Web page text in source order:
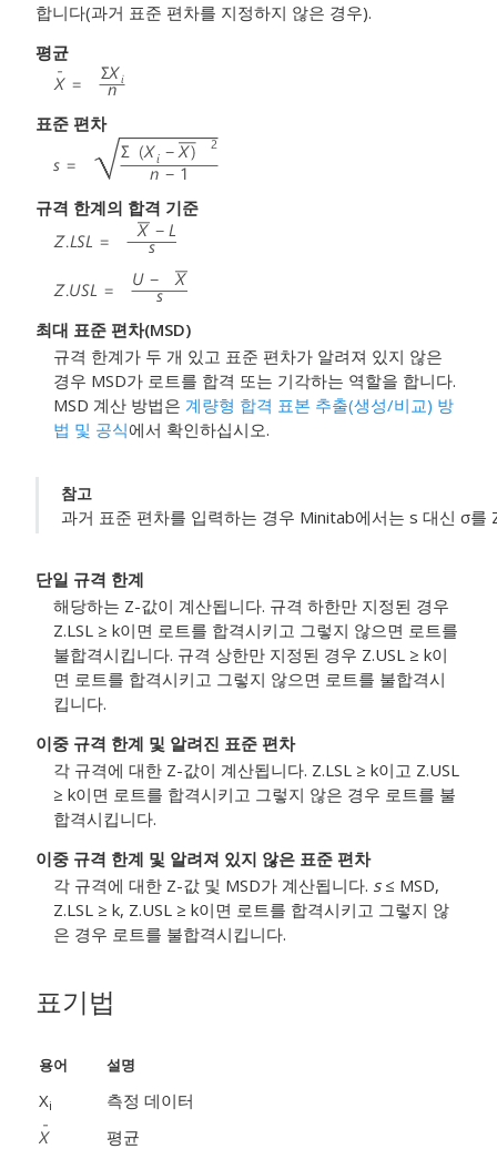
합니다(과거 표준 편차를 지정하지 않은 경우).
평균
표준 편차
규격 한계의 합격 기준
최대 표준 편차(MSD)
규격 한계가 두 개 있고 표준 편차가 알려져 있지 않은
경우 MSD가 로트를 합격 또는 기각하는 역할을 합니다.
MSD 계산 방법은 계량형 합격 표본 추출(생성/비교) 방
법 및 공식에서 확인하십시오.
참고
과거 표준 편차를 입력하는 경우 Minitab에서는 s 대신 σ를
단일 규격 한계
해당하는 Z-값이 계산됩니다. 규격 하한만 지정된 경우
Z.LSL ≥ k이면 로트를 합격시키고 그렇지 않으면 로트를
불합격시킵니다. 규격 상한만 지정된 경우 Z.USL ≥ k이
면 로트를 합격시키고 그렇지 않으면 로트를 불합격시
킵니다.
이중 규격 한계 및 알려진 표준 편차
각 규격에 대한 Z-값이 계산됩니다. Z.LSL ≥ k이고 Z.USL
≥ k이면 로트를 합격시키고 그렇지 않은 경우 로트를 불
합격시킵니다.
이중 규격 한계 및 알려져 있지 않은 표준 편차
각 규격에 대한 Z-값 및 MSD가 계산됩니다. s≤ MSD,
Z.LSL ≥ k, Z.USL ≥ k이면 로트를 합격시키고 그렇지 않
은 경우 로트를 불합격시킵니다.
표기법
용어 설명
Xi
측정 데이터
평균